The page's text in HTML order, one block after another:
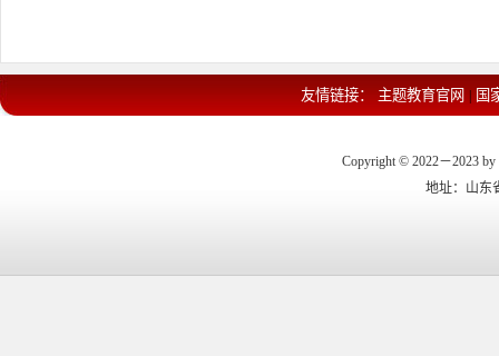
友情链接： 主题教育官网 国
Copyright © 2022－2023 by
地址：山东